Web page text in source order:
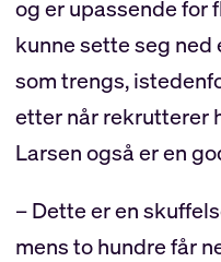
og er upassende for
kunne sette seg ned
som trengs,
etter når rekrutterer
Larsen også er en
– Dette er en
mens to hundre får